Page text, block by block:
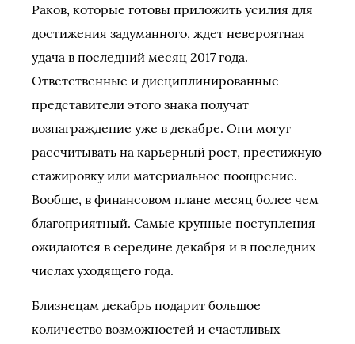
Раков, которые готовы приложить усилия для
достижения задуманного, ждет невероятная
удача в последний месяц 2017 года.
Ответственные и дисциплинированные
представители этого знака получат
вознаграждение уже в декабре. Они могут
рассчитывать на карьерный рост, престижную
стажировку или материальное поощрение.
Вообще, в финансовом плане месяц более чем
благоприятный. Самые крупные поступления
ожидаются в середине декабря и в последних
числах уходящего года.
Близнецам декабрь подарит большое
количество возможностей и счастливых